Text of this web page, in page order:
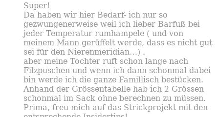
Super!
Da haben wir hier Bedarf- ich nur so
gezwungenerweise weil ich lieber Barfuß bei
jeder Temperatur rumhampele ( und von
meinem Mann gerüffelt werde, dass es nicht gut
sei für den Nierenmeridian…) .
aber meine Tochter ruft schon lange nach
Filzpuschen und wenn ich dann schonmal dabei
bin werde ich die ganze Famillisch bestücken.
Anhand der Grössentabelle hab ich 2 Grössen
schonmal im Sack ohne berechnen zu müssen.
Prima, freu mich auf das Strickprojekt mit den